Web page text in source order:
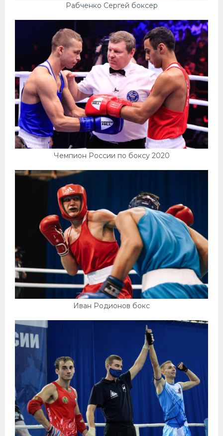
Рабченко Сергей боксер
Чемпион России по боксу 2020
Иван Родионов бокс